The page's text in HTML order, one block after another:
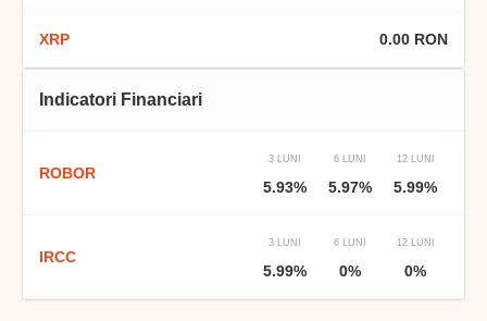
XRP 0.00 RON
Indicatori Financiari
ROBOR
3 LUNI
5.93%
6 LUNI
5.97%
12 LUNI
5.99%
IRCC
3 LUNI
5.99%
6 LUNI
0%
12 LUNI
0%